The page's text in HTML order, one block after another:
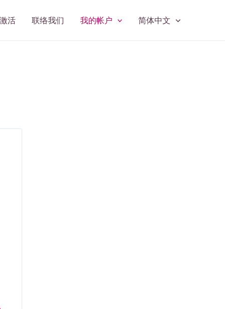
活 联络我们 我的帐户 简体中文